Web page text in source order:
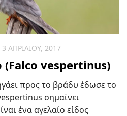
3 ΑΠΡΙΛΊΟΥ, 2017
(Falco vespertinus)
προς το βράδυ έδωσε το
σημαίνει
ένα αγελαίο είδος